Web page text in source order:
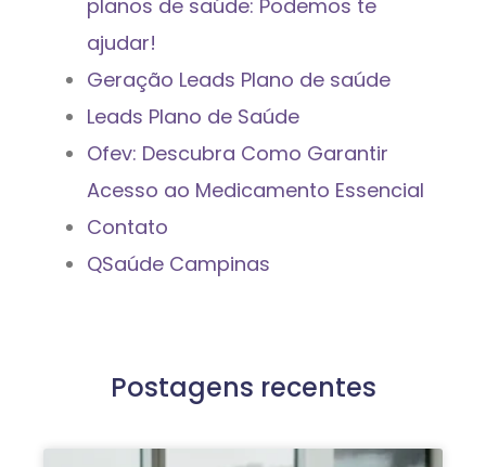
planos de saúde: Podemos te
ajudar!
Geração Leads Plano de saúde
Leads Plano de Saúde
Ofev: Descubra Como Garantir
Acesso ao Medicamento Essencial
Contato
QSaúde Campinas
Postagens recentes